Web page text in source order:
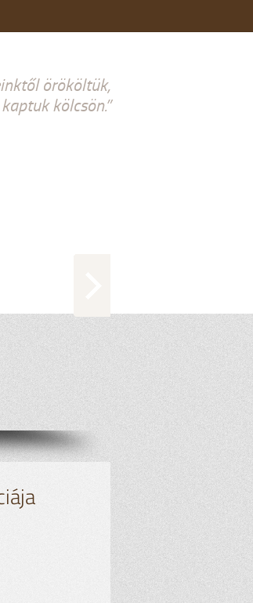
örököltük,
kölcsön.”